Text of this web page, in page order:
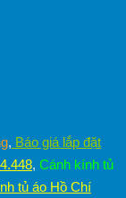
, Báo giá lắp đặt
, Cánh kính tủ
tủ áo Hồ Chí